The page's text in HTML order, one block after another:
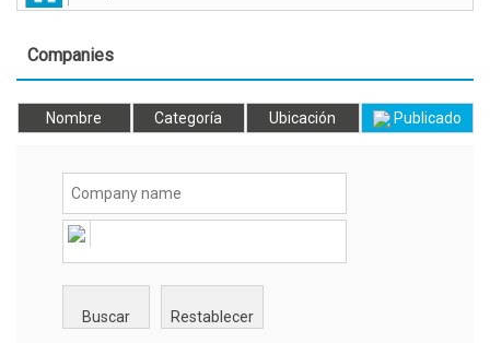
Companies
Nombre Categoría Ubicación Publicado